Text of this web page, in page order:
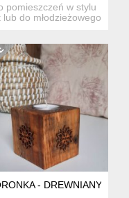
pomieszczeń w stylu
lub do młodzieżowego
- DREWNIANY